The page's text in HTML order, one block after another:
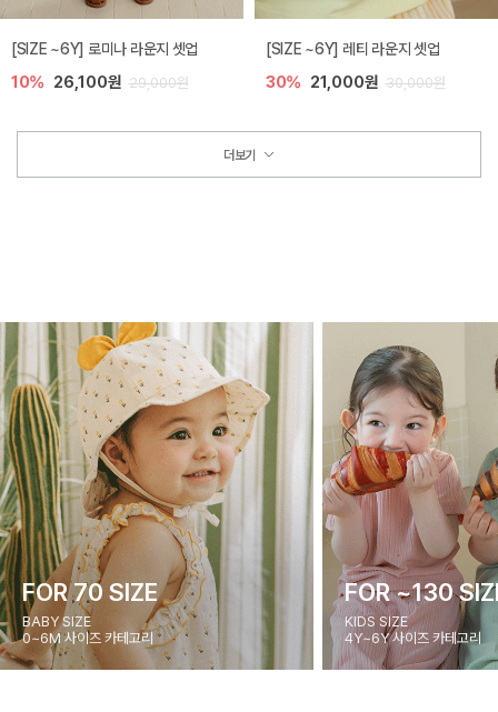
[SIZE ~6Y] 로미나 라운지 셋업
10% 26,100원 29,000원
[SIZE ~6Y] 레티 라운지 셋업
30% 21,000원 30,000원
더보기
FOR 70 SIZE
BABY SIZE
0~6M 사이즈 카테고리
FOR ~130
KIDS SIZE
4Y~6Y 사이즈 카테고리